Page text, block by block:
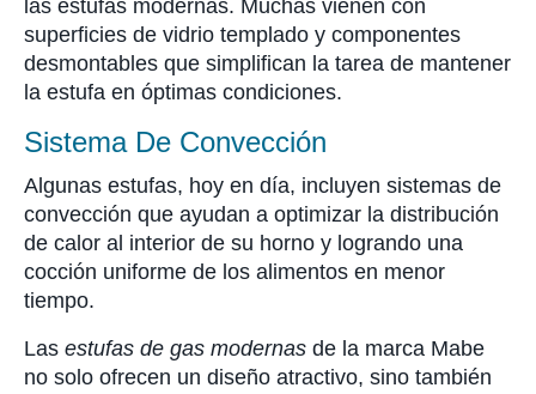
las estufas modernas. Muchas vienen con
superficies de vidrio templado y componentes
desmontables que simplifican la tarea de mantener
la estufa en óptimas condiciones.
Sistema De Convección
Algunas estufas, hoy en día, incluyen sistemas de
convección que ayudan a optimizar la distribución
de calor al interior de su horno y logrando una
cocción uniforme de los alimentos en menor
tiempo.
Las estufas de gas modernas de la marca Mabe
no solo ofrecen un diseño atractivo, sino también